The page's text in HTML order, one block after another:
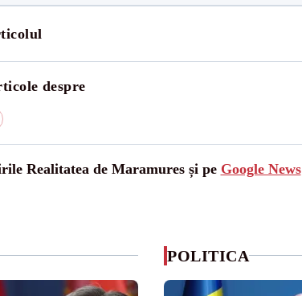
despre
Realitatea de Maramures și pe Google News
POLITICA